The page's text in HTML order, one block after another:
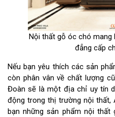
Nội thất gỗ óc chó mang
đẳng cấp
Nếu bạn yêu thích các sản
còn phân vân về chất lượng
Đoàn sẽ là một địa chỉ uy tín
động trong thị trường nội thất,
bạn những sản phẩm nội